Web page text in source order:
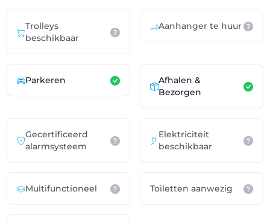
Trolleys
beschikbaar
Aanhanger te huur
Parkeren
Afhalen &
Bezorgen
Gecertificeerd
alarmsysteem
Elektriciteit
beschikbaar
Multifunctioneel Toiletten aanwezig